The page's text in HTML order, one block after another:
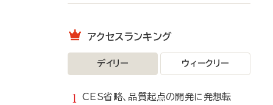
アクセスランキング
デイリー ウィークリー
CES省略、品質起点の開発に発想転